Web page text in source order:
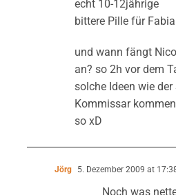
echt 10-12jährige
bittere Pille für
und wann fängt
an? so 2h vor dem
solche Ideen wie
Kommissar
so xD
Jörg 5. Dezember 2009 at
Noch was